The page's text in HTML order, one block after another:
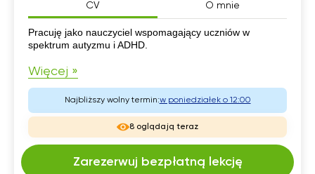
CV O mnie
CV
Pracuję jako nauczyciel wspomagający uczniów w
spektrum autyzmu i ADHD.
Więcej »
Najbliższy wolny termin:w poniedziałek o 12:00
8 oglądają teraz
Zarezerwuj bezpłatną lekcję